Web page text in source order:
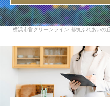
横浜市営グリーンライン 都筑ふれあいの